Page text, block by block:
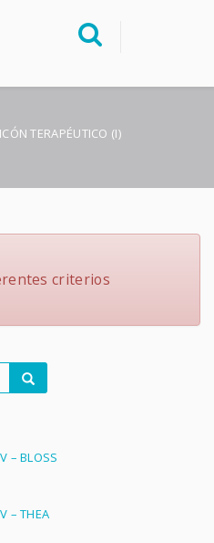
FacoElche
TERAPÉUTICO (I)
criterios
– BLOSS
– THEA